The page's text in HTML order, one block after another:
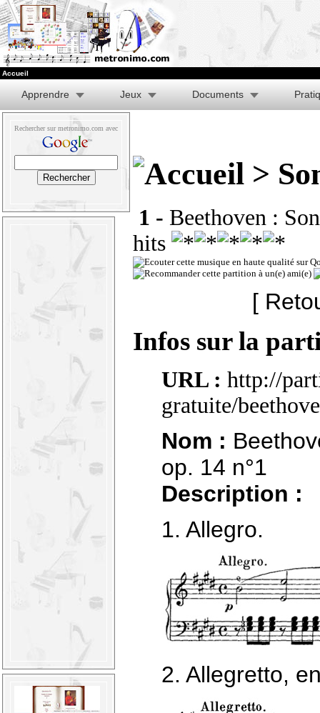
Accueil
Apprendre Jeux Documents
Rechercher sur metronimo.com avec
>
1 - Beethoven :
hits
[
Infos sur la
URL : http://
gratuite/
Nom :
op. 14 n°1
Description :
1. Allegro.
2. Allegretto,